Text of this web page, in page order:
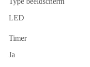
LED
Timer
Ja